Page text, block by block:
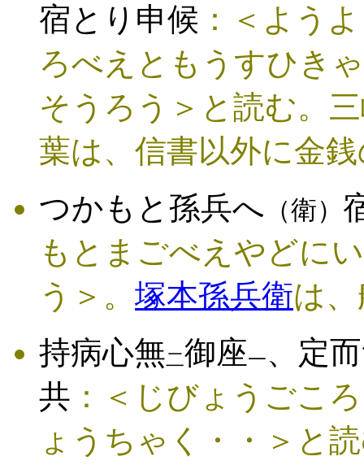
宿とり申候 ：＜よう
ろべえともうすひき
そうろう＞と読む。
葉は、信書以外に金
つかもと孫兵へ （衛）
もとまごべえやどに
う＞。 塚本孫兵衛は
持病心無二御座一 、定
共 ：＜じびょうごこ
ょうちゃく・・＞と